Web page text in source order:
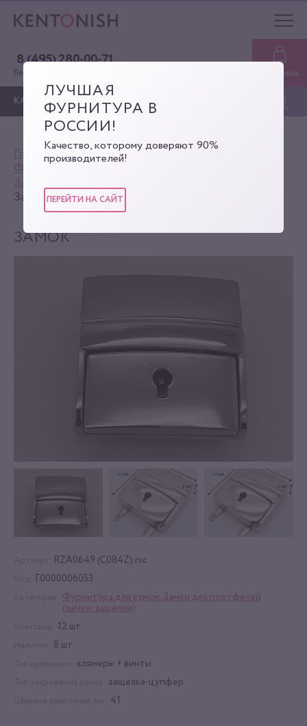
8 (495) 280-00-71
Бесплатная консультация Корзина
КАТАЛОГ
Главная
Каталог
Замок
ЗАМОК
RZA0649 (C084Z) nic
Г0000006053
Фурнитура для сумок, Замки для портфелей
(замки-защёлки)
12 шт
8 шт
клямеры + винты
защелка-цупфер
41
ЛУЧШАЯ
ФУРНИТУРА В
РОССИИ!
Качество, которому доверяют 90%
производителей!
ПЕРЕЙТИ НА САЙТ